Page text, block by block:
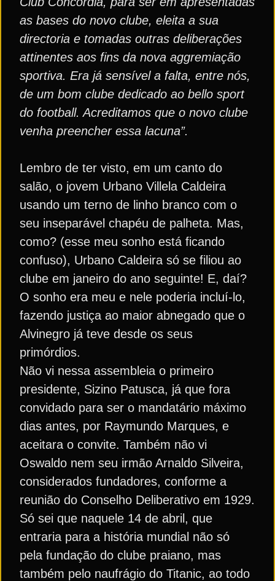
as bases do novo clube, eleita a sua
directoria e tomadas outras deliberações
attinentes aos fins da nova aggremiação
sportiva. Era já sensível a falta, entre nós,
de um bom clube dedicado ao bello sport
do football. Acreditamos que o novo clube
venha preencher essa lacuna”.
Lembro de ter visto, em um canto do
salão, o jovem Urbano Villela Caldeira
usando um terno de linho branco com o
seu inseparável chapéu de palheta. Mas,
como? (esse meu sonho está ficando
confuso), Urbano Caldeira só se filiou ao
clube em janeiro do ano seguinte! E, daí?
O sonho era meu e nele poderia incluí-lo,
fazendo justiça ao maior abnegado que o
Alvinegro já teve desde os seus
primórdios.
Não vi nessa assembleia o primeiro
presidente, Sizino Patusca, já que fora
convidado para ser o mandatário máximo
dias antes, por Raymundo Marques, e
aceitara o convite. Também não vi
Oswaldo nem seu irmão Arnaldo Silveira,
considerados fundadores, conforme a
reunião do Conselho Deliberativo em 1929.
Só sei que naquele 14 de abril, que
entraria para a história mundial não só
pela fundação do clube praiano, mas
também pelo naufrágio do Titanic, ao todo